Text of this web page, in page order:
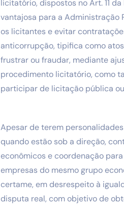
licitatório, dispostos no Art. 11
vantajosa para a Administração
os licitantes e evitar
anticorrupção, tipifica como
frustrar ou fraudar, mediante
procedimento licitatório, como
participar de licitação pública
Apesar de terem
quando estão sob a direção,
econômicos e coordenação
empresas do mesmo grupo
certame, em desrespeito à
disputa real, com objetivo de